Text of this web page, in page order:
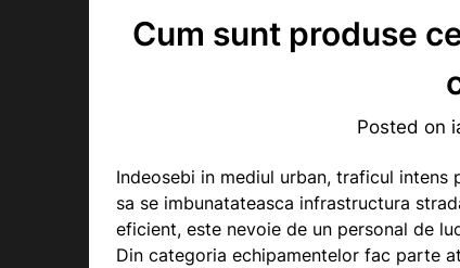
Cum sunt produse
Posted on
Indeosebi in mediul urban, traficul
sa se imbunatateasca infrastructura
eficient, este nevoie de un personal de
Din categoria echipamentelor fac parte